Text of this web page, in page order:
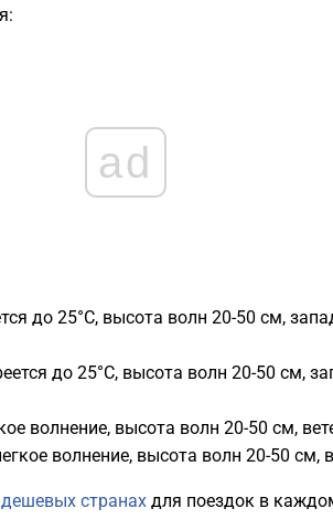
ad
до 25°C, высота волн 20-50 см,
до 25°C, высота волн 20-50 см,
волнение, высота волн 20-50 см,
волнение, высота волн 20-50 см,
странах для поездок в